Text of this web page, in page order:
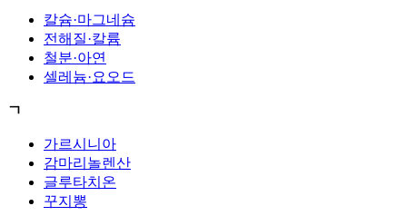
칼슘·마그네슘
전해질·칼륨
철분·아연
셀레늄·요오드
ㄱ
가르시니아
감마리놀렌산
글루타치온
꾸지뽕